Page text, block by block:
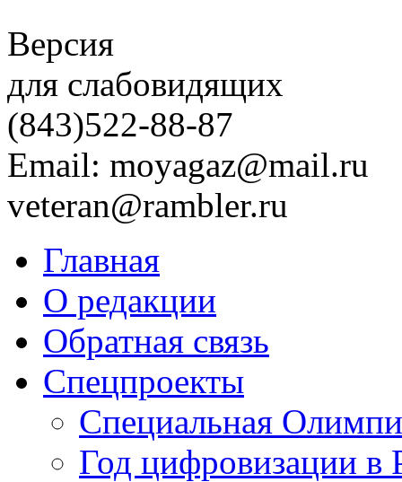
Версия
для слабовидящих
(843)522-88-87
Email: moyagaz@mail.ru
veteran@rambler.ru
Главная
О редакции
Обратная связь
Спецпроекты
Специальная
Год цифровизации в